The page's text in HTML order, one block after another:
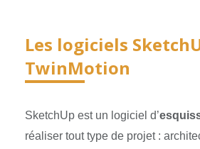
Les logiciels
TwinMotion
SketchUp est un logiciel d’
réaliser tout type de projet :